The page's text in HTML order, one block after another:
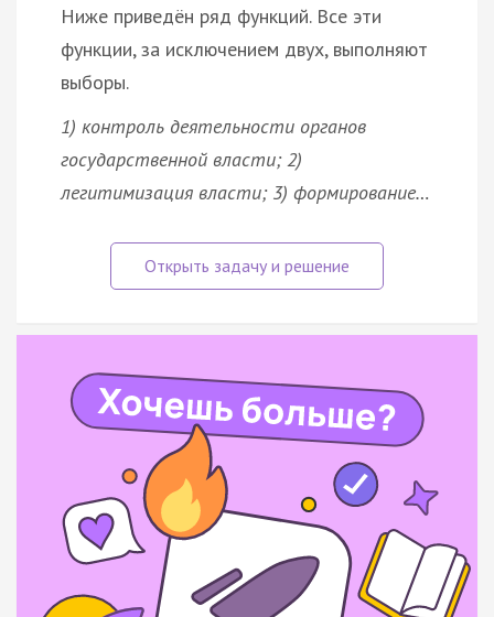
Ниже приведён ряд функций. Все эти
функции, за исключением двух, выполняют
выборы.
1) контроль деятельности органов
государственной власти; 2)
легитимизация власти; 3) формирование…